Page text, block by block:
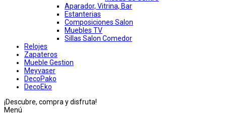
Aparador, Vitrina, Bar
Estanterias
Composiciones Salon
Muebles TV
Sillas Salon Comedor
Relojes
Zapateros
Mueble Gestion
Meyvaser
DecoPako
DecoEko
¡Descubre, compra y disfruta!
Menú